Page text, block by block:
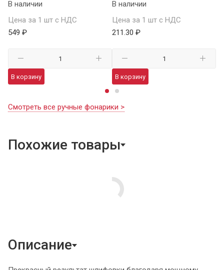
В наличии
Цена за 1 шт с НДС
549 ₽
В корзину
В наличии
Цена за 1 шт с НДС
211.30 ₽
В корзину
Смотреть все ручные фонарики >
Похожие товары
Описание